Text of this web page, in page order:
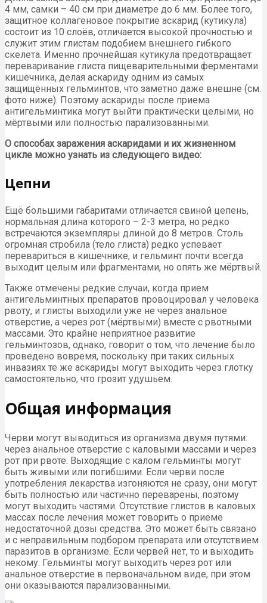
4 мм, самки – 40 см при диаметре до 6 мм. Более того,
защитное коллагеновое покрытие аскарид (кутикула)
состоит из 10 слоёв, отличается высокой прочностью и
служит этим глистам подобием внешнего гибкого
скелета. Именно прочнейшая кутикула предотвращает
переваривание глиста пищеварительными ферментами
кишечника, делая аскариду одним из самых
защищённых гельминтов, что заметно даже внешне (см.
фото ниже). Поэтому аскариды после приема
антигельминтика могут выйти практически целыми, но
мёртвыми или полностью парализованными.
О способах заражения аскаридами и их жизненном
цикле можно узнать из следующего видео:
Цепни
Ещё большими габаритами отличается свиной цепень,
нормальная длина которого – 2-3 метра, но редко
встречаются экземпляры длиной до 8 метров. Столь
огромная стробила (тело глиста) редко успевает
перевариться в кишечнике, и гельминт почти всегда
выходит целым или фрагментами, но опять же мёртвый.
Также отмечены редкие случаи, когда прием
антигельминтных препаратов провоцировал у человека
рвоту, и глисты выходили уже не через анальное
отверстие, а через рот (мёртвыми) вместе с рвотными
массами. Это крайне неприятное развитие
гельминтозов, однако, говорит о том, что лечение было
проведено вовремя, поскольку при таких сильных
инвазиях те же аскариды могут выходить через глотку
самостоятельно, что грозит удушьем.
Общая информация
Черви могут выводиться из организма двумя путями:
через анальное отверстие с каловыми массами и через
рот при рвоте. Выходящие с калом гельминты могут
быть живыми или погибшими. Если черви после
употребления лекарства изгоняются не сразу, они могут
быть полностью или частично переварены, поэтому
могут выходить частями. Отсутствие глистов в каловых
массах после лечения может говорить о приеме
недостаточной дозы средства. Это может быть связано
и с неправильным подбором препарата или отсутствием
паразитов в организме. Если червей нет, то и выходить
некому. Гельминты могут выходить через рот или
анальное отверстие в первоначальном виде, при этом
они оказываются парализованными.